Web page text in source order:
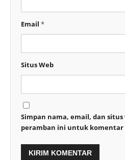
Email *
Situs Web
Simpan nama, email, dan situs
peramban ini untuk komentar